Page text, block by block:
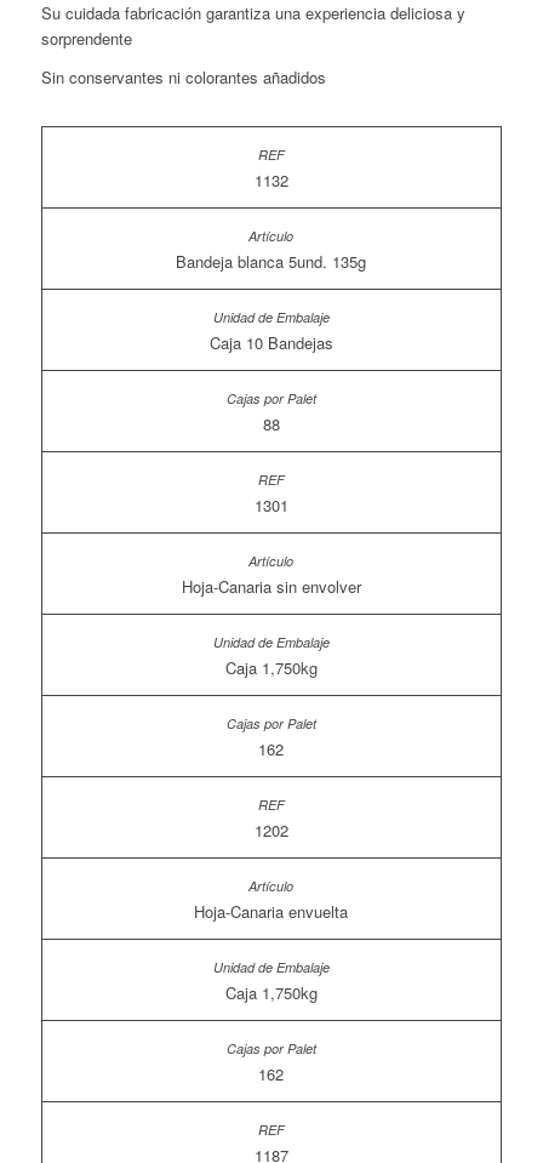
Su cuidada fabricación garantiza una experiencia deliciosa y
sorprendente
Sin conservantes ni colorantes añadidos
1132
Bandeja blanca 5und. 135g
Caja 10 Bandejas
88
1301
Hoja-Canaria sin envolver
Caja 1,750kg
162
1202
Hoja-Canaria envuelta
Caja 1,750kg
162
1187